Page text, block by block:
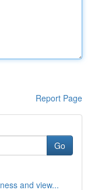
Report Page
Go
and view...